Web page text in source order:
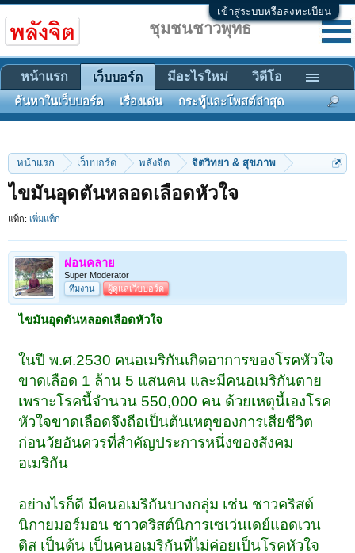
เข้าสู่ระบบหรือลงทะเบียน
หน้าแรก เว็บบอร์ด พลังจิต จิตวิทยา & สุขภาพ
ไขมันอุดตันหลอดเลือดหัวใจ
แท็ก: เพิ่มแท็ก
ผ่อนคลาย
Super Moderator
ทีมงาน
ผู้ดูแลเว็บบอร์ด
ไขมันอุดตันหลอดเลือดหัวใจ
ในปี พ.ศ.2530 คนอเมริกันเกิดอาการของโรคหัวใจ
ขาดเลือด 1 ล้าน 5 แสนคน และมีคนอเมริกันตาย
เพราะโรคนี้จำนวน 550,000 คน ด้วยเหตุนี้เองโรค
หัวใจขาดเลือดจึงถือเป็นต้นเหตุของการเสียชีวิต
ก่อนวัยอันควรที่สำคัญประการหนึ่งของสังคม
อเมริกัน
อย่างไรก็ดี มีคนอเมริกันบางกลุ่ม เช่น ชาวคริสต์
นิกายมอร์มอน ชาวคริสต์นิการเซเว่นเดย์แอดเวน
ติส เป็นต้น เป็นคนอเมริกันที่ไม่ค่อยเป็นโรคหัวใจ
ชุมชนชาวพุทธ
หน้าแรก เว็บบอร์ด
ค้นหาในเว็บบอร์ด เรื่องเด่น กระทู้และโพสต์ล่าสุด
มีอะไรใหม่ วิดีโอ